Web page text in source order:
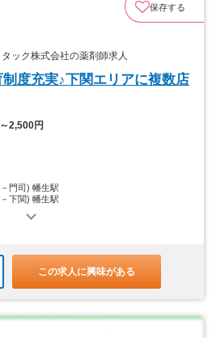
保存する
ク株式会社の薬剤師求人
制度充実♪下関エリアに複数店
2,500円
門司) 幡生駅
下関) 幡生駅
この求人に興味がある